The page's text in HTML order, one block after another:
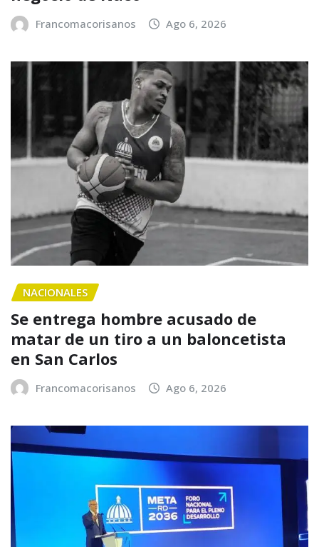
Francomacorisanos Ago 6, 2026
NACIONALES
Se entrega hombre acusado de
matar de un tiro a un baloncetista
en San Carlos
Francomacorisanos Ago 6, 2026